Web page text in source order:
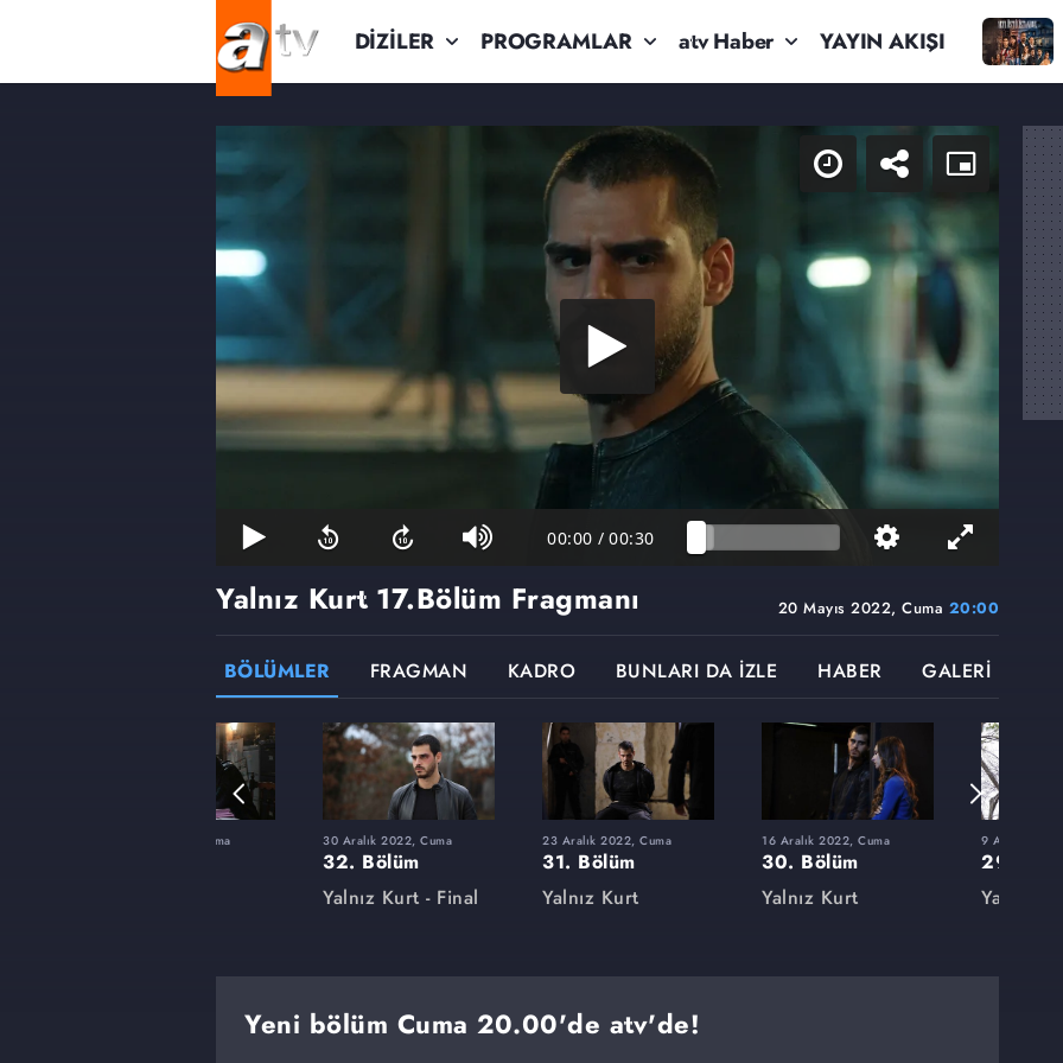
DİZİLER PROGRAMLAR atv Haber YAYIN AKIŞI
00:00 / 00:30
20 Mayıs 2022, Cuma 20:00
Yalnız Kurt 17.Bölüm Fragmanı
BÖLÜMLER FRAGMAN KADRO BUNLARI DA İZLE HABER GALERİ
27 Mayıs 2022, Cuma 30 Aralık 2022, Cuma
32. Bölüm
Yalnız Kurt - Final
23 Aralık 2022, Cuma
31. Bölüm
Yalnız Kurt
16 Aralık 2022, Cuma
30. Bölüm
Yalnız Kurt
9 Aralık 2022,
29. Bölüm
Yalnız Kurt
Yeni bölüm Cuma 20.00'de atv'de!⁣⁣